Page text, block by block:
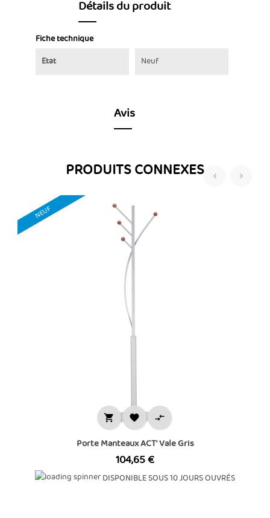
Détails du produit
Fiche technique
Etat
Neuf
Avis
PRODUITS CONNEXES
NEUF
  
Porte Manteaux ACT' Vale Gris
Prix
104,65 €
DISPONIBLE SOUS 10 JOURS OUVRÉS